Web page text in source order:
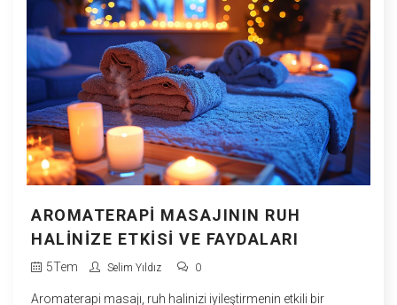
AROMATERAPI MASAJININ RUH
HALINIZE ETKISI VE FAYDALARI
5Tem Selim Yıldız 0
Aromaterapi masajı, ruh halinizi iyileştirmenin etkili bir